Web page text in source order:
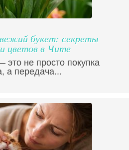
букет: секреты
цветов в Чите
не просто покупка
а передача...